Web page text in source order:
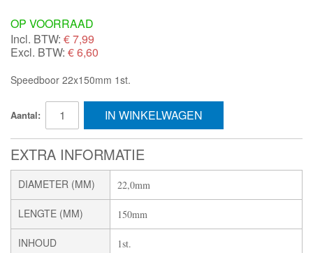
OP VOORRAAD
Incl. BTW: €7,99
Excl. BTW: € 6,60
Speedboor 22x150mm 1st.
Aantal: IN WINKELWAGEN
EXTRA INFORMATIE
DIAMETER (MM) 22,0mm
LENGTE (MM) 150mm
INHOUD 1st.